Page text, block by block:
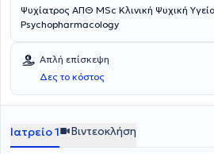
Ψυχίατρος ΑΠΘ MSc Κλινική Ψυχική
Psychopharmacology
Απλή επίσκεψη
Δες το κόστος
Ιατρείο 1 Βιντεοκλήση